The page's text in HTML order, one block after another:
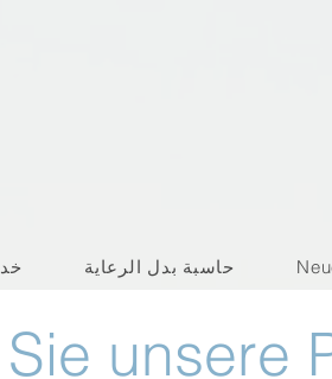
حاسبة بدل الرعاية
unsere